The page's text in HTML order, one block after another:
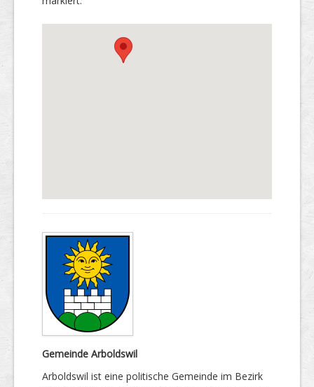
Gemeinde Arboldswil
Arboldswil ist eine politische Gemeinde im Bezirk